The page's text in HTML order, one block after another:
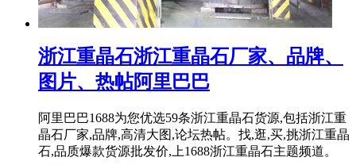
浙江重晶石浙江重晶石厂家、品牌、
图片、热帖阿里巴巴
阿里巴巴1688为您优选59条浙江重晶石货源,包括浙江重
晶石厂家,品牌,高清大图,论坛热帖。找,逛,买,挑浙江重晶
石,品质爆款货源批发价,上1688浙江重晶石主题频道。